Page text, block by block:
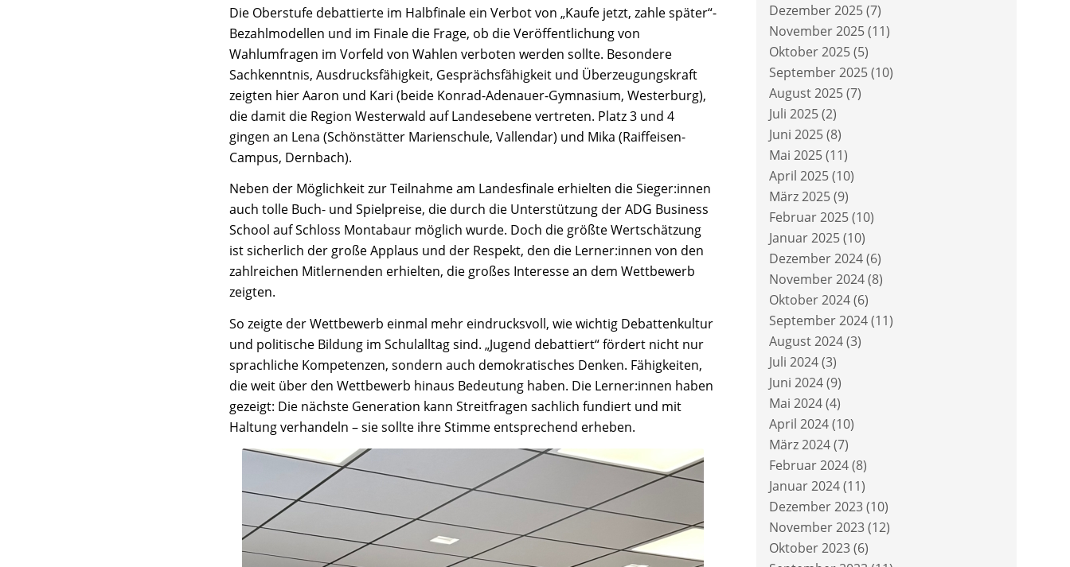
Die Oberstufe debattierte im Halbfinale ein Verbot von „Kaufe jetzt, zahle später“-
Bezahlmodellen und im Finale die Frage, ob die Veröffentlichung von
Wahlumfragen im Vorfeld von Wahlen verboten werden sollte. Besondere
Sachkenntnis, Ausdrucksfähigkeit, Gesprächsfähigkeit und Überzeugungskraft
zeigten hier Aaron und Kari (beide Konrad-Adenauer-Gymnasium, Westerburg),
die damit die Region Westerwald auf Landesebene vertreten. Platz 3 und 4
gingen an Lena (Schönstätter Marienschule, Vallendar) und Mika (Raiffeisen-
Campus, Dernbach).
Neben der Möglichkeit zur Teilnahme am Landesfinale erhielten die Sieger:innen
auch tolle Buch- und Spielpreise, die durch die Unterstützung der ADG Business
School auf Schloss Montabaur möglich wurde. Doch die größte Wertschätzung
ist sicherlich der große Applaus und der Respekt, den die Lerner:innen von den
zahlreichen Mitlernenden erhielten, die großes Interesse an dem Wettbewerb
zeigten.
So zeigte der Wettbewerb einmal mehr eindrucksvoll, wie wichtig Debattenkultur
und politische Bildung im Schulalltag sind. „Jugend debattiert“ fördert nicht nur
sprachliche Kompetenzen, sondern auch demokratisches Denken. Fähigkeiten,
die weit über den Wettbewerb hinaus Bedeutung haben. Die Lerner:innen haben
gezeigt: Die nächste Generation kann Streitfragen sachlich fundiert und mit
Haltung verhandeln – sie sollte ihre Stimme entsprechend erheben.
Dezember 2025(7)
November 2025(11)
Oktober 2025(5)
September 2025(10)
August 2025(7)
Juli 2025(2)
Juni 2025(8)
Mai 2025(11)
April 2025(10)
März 2025(9)
Februar 2025(10)
Januar 2025(10)
Dezember 2024(6)
November 2024(8)
Oktober 2024(6)
September 2024(11)
August 2024(3)
Juli 2024(3)
Juni 2024(9)
Mai 2024(4)
April 2024(10)
März 2024(7)
Februar 2024(8)
Januar 2024(11)
Dezember 2023(10)
November 2023(12)
Oktober 2023(6)